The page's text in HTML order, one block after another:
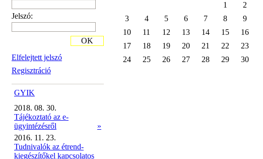
Jelszó:
Elfelejtett jelszó
Regisztráció
OK
GYIK
2018. 08. 30.
Tájékoztató az e-
ügyintézésről
»
2016. 11. 23.
Tudnivalók az étrend-
kiegészítőkel kapcsolatos
1
2
3
4 5 6 7 8
9
10
11 12 13 14 15
16
17
18 19 20 21 22
23
24
25 26 27 28 29 30